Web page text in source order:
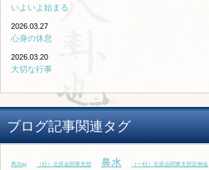
いよいよ始まる
2026.03.27
心身の休息
2026.03.20
大切な行事
ブログ記事関連タグ
馬Stay （社）北辰会関東支部 鼻水 （一社）北辰会関東支部定例会